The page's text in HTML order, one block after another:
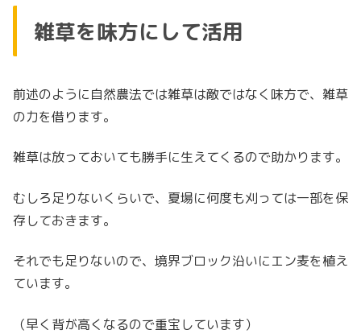
雑草を味方にして活用
前述のように自然農法では雑草は敵ではなく味方で、雑草
の力を借ります。
雑草は放っておいても勝手に生えてくるので助かります。
むしろ足りないくらいで、夏場に何度も刈っては一部を保
存しておきます。
それでも足りないので、境界ブロック沿いにエン麦を植え
ています。
（早く背が高くなるので重宝しています）